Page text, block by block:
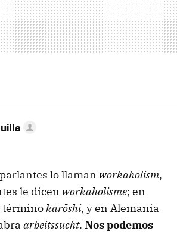
lo llaman workaholism,
le dicen workaholisme; en
términokarōshi, y en Alemania
arbeitssucht. Nos podemos